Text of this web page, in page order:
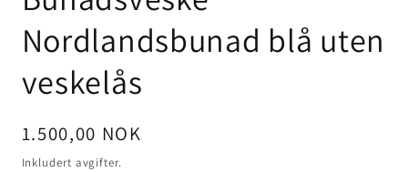
Nordlandsbunad blå uten
veskelås
Vanlig
pris
1.500,00 NOK
Inkludert avgifter.